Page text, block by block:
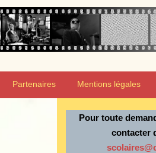
Partenaires Mentions légales
Pour toute
contacter